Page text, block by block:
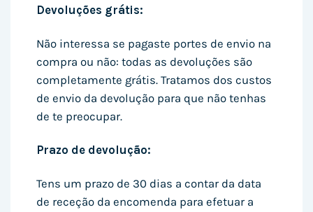
Devoluções grátis:
Não interessa se pagaste portes de envio na
compra ou não: todas as devoluções são
completamente grátis. Tratamos dos custos
de envio da devolução para que não tenhas
de te preocupar.
Prazo de devolução:
Tens um prazo de 30 dias a contar da data
de receção da encomenda para efetuar a